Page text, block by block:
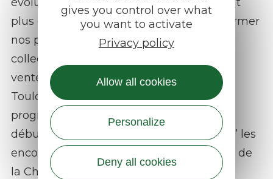
plus grand, nous voulons pouvoir transformer
nos patates pour servir la restauration
collective locale mais aussi étendre nos
ventes sur des grandes villes comme
Toulouse, Montpellier ou Paris.” “Votre
progression est belle, toute activité qui
débute est difficile les premières années” les
encourage Christine Valentin, présidente de
la Chambre d’Agriculture de Lozère.
gives you control over what
you want to activate
Privacy policy
Allow all cookies
Personalize
Deny all cookies